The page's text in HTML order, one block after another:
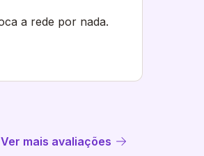
a rede por nada.
Ver mais avaliações